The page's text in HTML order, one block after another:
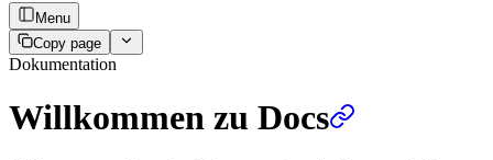
Menu
Copy page
Dokumentation
Willkommen zu Docs